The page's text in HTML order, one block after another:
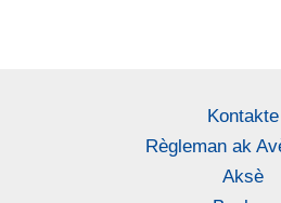
Kontakte
Règleman ak
Aksè